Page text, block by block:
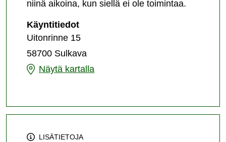
niinä aikoina, kun siellä ei ole toimintaa.
KäyntitiedotPäiväkoti
Touhulan
Uitonrinne 15
58700 Sulkava
Näytä kartalla
Päiväkoti
LISÄTIETOJA